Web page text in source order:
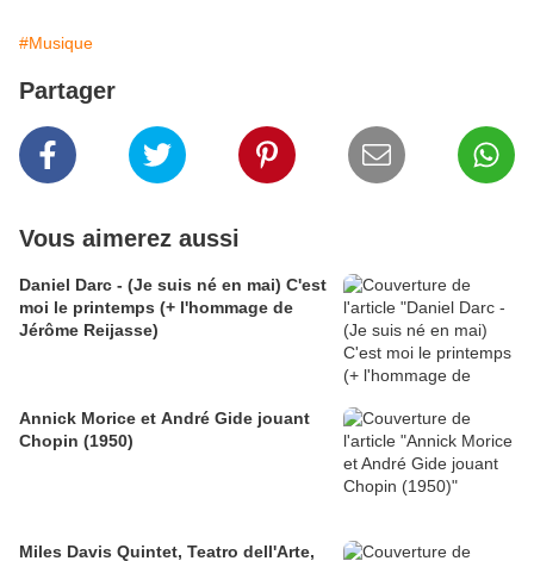
#Musique
Partager
Vous aimerez aussi
Daniel Darc - (Je suis né en mai) C'est
moi le printemps (+ l'hommage de
Jérôme Reijasse)
Annick Morice et André Gide jouant
Chopin (1950)
Miles Davis Quintet, Teatro dell'Arte,